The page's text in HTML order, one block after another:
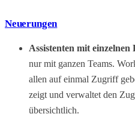
Neuerungen
Assistenten mit einzelnen
nur mit ganzen Teams.
allen auf einmal Zugriff
zeigt und verwaltet den
übersichtlich.